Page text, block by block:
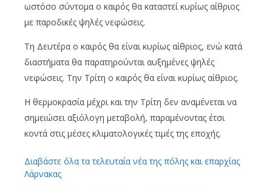
ωστόσο σύντομα ο καιρός θα καταστεί κυρίως αίθριος
με παροδικές ψηλές νεφώσεις.
Τη Δευτέρα ο καιρός θα είναι κυρίως αίθριος, ενώ κατά
διαστήματα θα παρατηρούνται αυξημένες ψηλές
νεφώσεις. Την Τρίτη ο καιρός θα είναι κυρίως αίθριος.
Η θερμοκρασία μέχρι και την Τρίτη δεν αναμένεται να
σημειώσει αξιόλογη μεταβολή, παραμένοντας έτσι
κοντά στις μέσες κλιματολογικές τιμές της εποχής.
Διαβάστε όλα τα τελευταία νέα της πόλης και επαρχίας
Λάρνακας